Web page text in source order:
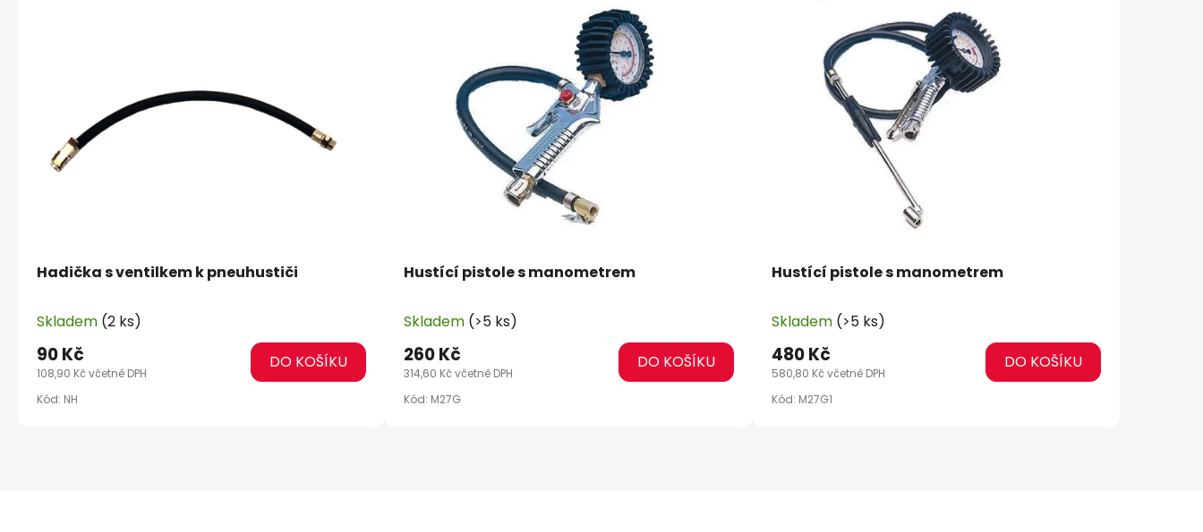
Hadička s ventilkem k pneuhustiči
Skladem (2 ks)
108,90 Kč včetně DPH
90 Kč DO KOŠÍKU
Kód: NH
Hustící pistole s manometrem
Skladem (>5 ks)
314,60 Kč včetně DPH
260 Kč DO KOŠÍKU
Kód: M27G
Hustící pistole s manometrem
Skladem (>5 ks)
580,80 Kč včetně DPH
480 Kč DO KOŠÍKU
Kód: M27G1